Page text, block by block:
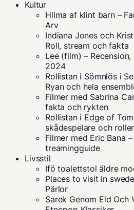
Kultur
Hilma af klint barn –
Arv
Indiana Jones och
Roll, stream och fakta
Lee (film) –
2024
Rollistan i Sömnlös i
Ryan och hela
Filmer med Sabrina
fakta och rykten
Rollistan i Edge of
skådespelare och roller
Filmer med Eric Bana
treamingguide
Livsstil
Ifö toalettstol äldre
Places to visit in
Pärlor
Sarek Genom Eld Och